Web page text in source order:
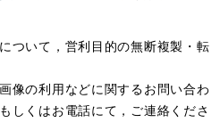
ついて，営利目的の無断複製・転
像の利用などに関するお問い合わ
しくはお電話にて，ご連絡くださ